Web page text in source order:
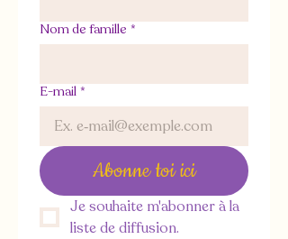
Nom de famille *
E-mail *
Abonne toi ici
Je souhaite m'abonner à la
liste de diffusion.